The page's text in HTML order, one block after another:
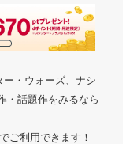
・ウォーズ、ナシ
・話題作をみるなら
ご利用できます！